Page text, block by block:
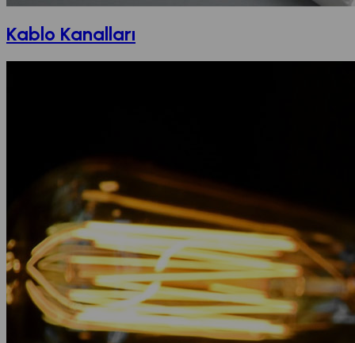
Kablo Kanalları